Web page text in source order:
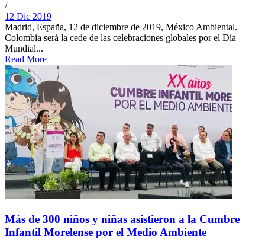
/
12 Dic 2019
Madrid, España, 12 de diciembre de 2019, México Ambiental. –
Colombia será la cede de las celebraciones globales por el Día
Mundial...
Read More
Más de 300 niños y niñas asistieron a la Cumbre
Infantil Morelense por el Medio Ambiente